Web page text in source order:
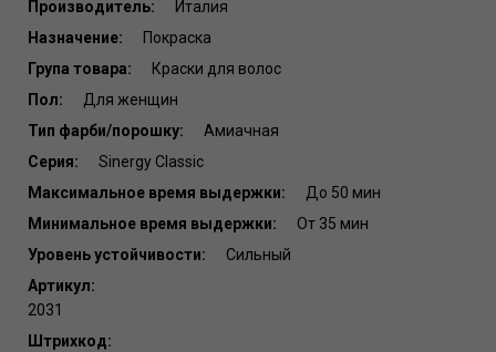
Производитель:
Италия
Назначение:
Покраска
Група товара:
Краски для волос
Пол:
Для женщин
Тип фарби/порошку:
Амиачная
Серия:
Sinergy Classic
Максимальное время выдержки:
До 50 мин
Минимальное время выдержки:
От 35 мин
Уровень устойчивости:
Сильный
Артикул:
2031
Штрихкод: